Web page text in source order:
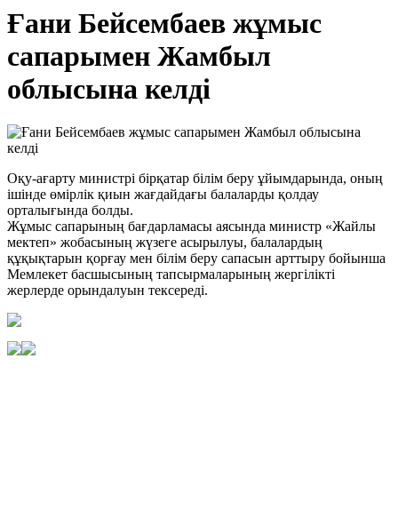
Ғани Бейсембаев жұмыс
сапарымен Жамбыл
облысына келді
Оқу-ағарту министрі бірқатар білім беру ұйымдарында, оның
ішінде өмірлік қиын жағдайдағы балаларды қолдау
орталығында болды.
Жұмыс сапарының бағдарламасы аясында министр «Жайлы
мектеп» жобасының жүзеге асырылуы, балалардың
құқықтарын қорғау мен білім беру сапасын арттыру бойынша
Мемлекет басшысының тапсырмаларының жергілікті
жерлерде орындалуын тексереді.